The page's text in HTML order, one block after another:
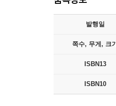
발행일
쪽수, 무게, 크기
ISBN13
ISBN10